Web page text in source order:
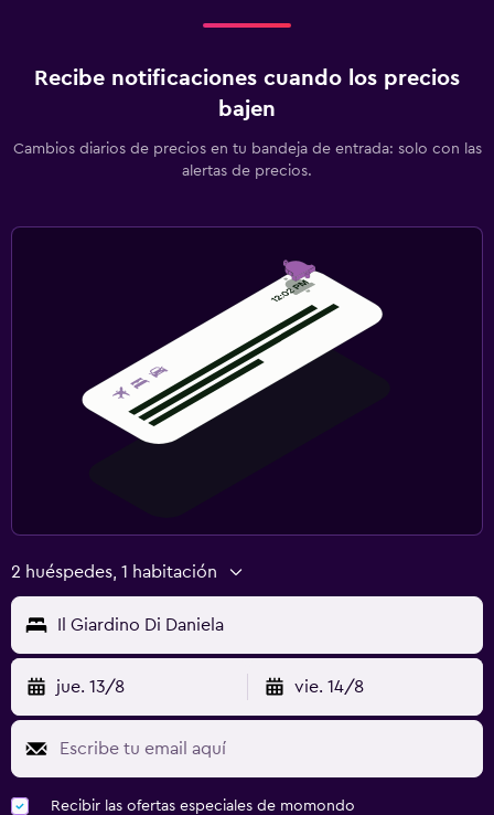
Recibe notificaciones cuando los precios
bajen
Cambios diarios de precios en tu bandeja de entrada: solo con las
alertas de precios.
2 huéspedes, 1 habitación
Il Giardino Di Daniela
jue. 13/8 vie. 14/8
Recibir las ofertas especiales de momondo